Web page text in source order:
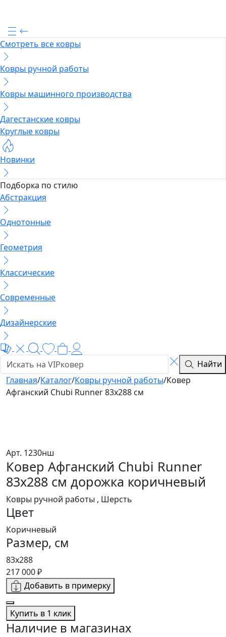
Смотреть все ковры
Ковры ручной работы
Ковры машинного производства
Дагестанские ковры
Круглые ковры
Новинки
Подборка по стилю
Абстракция
Однотонные
Геометрия
Классические
Современные
Дизайнерские
Найти
Главная/Каталог/Ковры ручной работы/Ковер
Афганский Chubi Runner 83x288 см
Арт. 1230нш
Ковер Афганский Chubi Runner
83x288 см дорожка коричневый
Ковры ручной работы , Шерсть
Цвет
Коричневый
Размер, см
83x288
217 000 ₽
Добавить в примерку
Купить в 1 клик
Наличие в магазинах